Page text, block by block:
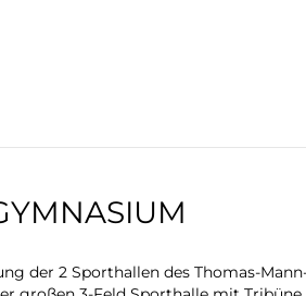
der 2 Sporthallen des Thomas-